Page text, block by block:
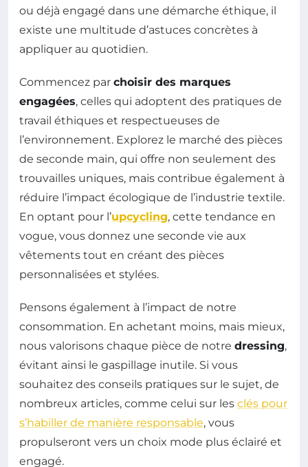
ou déjà engagé dans une démarche éthique, il
existe une multitude d’astuces concrètes à
appliquer au quotidien.
Commencez par choisir des marques
engagées, celles qui adoptent des pratiques de
travail éthiques et respectueuses de
l’environnement. Explorez le marché des pièces
de seconde main, qui offre non seulement des
trouvailles uniques, mais contribue également à
réduire l’impact écologique de l’industrie textile.
En optant pour l’upcycling, cette tendance en
vogue, vous donnez une seconde vie aux
vêtements tout en créant des pièces
personnalisées et stylées.
Pensons également à l’impact de notre
consommation. En achetant moins, mais mieux,
nous valorisons chaque pièce de notre dressing,
évitant ainsi le gaspillage inutile. Si vous
souhaitez des conseils pratiques sur le sujet, de
nombreux articles, comme celui sur les clés pour
s’habiller de manière responsable, vous
propulseront vers un choix mode plus éclairé et
engagé.